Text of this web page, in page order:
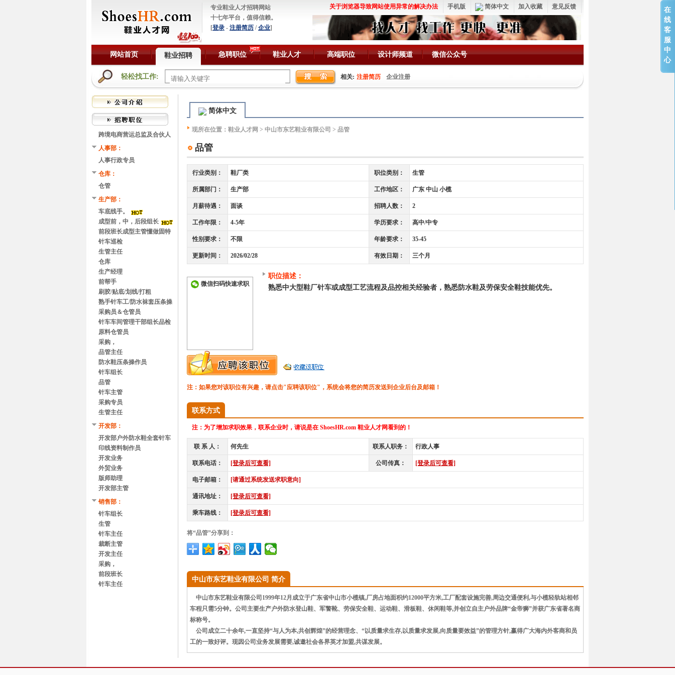
专业鞋业人才招聘网站
十七年平台，值得信赖。
[登录 - 注册简历 /企业]
意见反馈
加入收藏
简体中文
手机版
关于浏览器导致网站使用异常的解决办法
网站首页 鞋业招聘 急聘职位 鞋业人才 高端职位 设计师频道 微信公众号
轻松找工作: 相关: 注册简历 企业注册
简体中文
现所在位置： 鞋业人才网 > 中山市东艺鞋业有限公司 > 品管
品管
行业类别： 鞋厂类 职位类别： 生管
所属部门： 生产部 工作地区： 广东 中山 小榄
月薪待遇： 面谈 招聘人数： 2
工作年限： 4-5年 学历要求： 高中/中专
性别要求： 不限 年龄要求： 35-45
更新时间： 2026/02/28 有效日期： 三个月
微信扫码快速求职
职位描述：
熟悉中大型鞋厂针车或成型工艺流程及品控相关经验者，熟悉防水鞋及劳保安全鞋技能优先。
注：如果您对该职位有兴趣，请点击"应聘该职位"，系统会将您的简历发送到企业后台及邮箱！
联系方式
注： 为了增加求职效果，联系企业时，请说是在 ShoesHR.com 鞋业人才网看到的！
联 系 人： 何先生 联系人职务： 行政人事
联系电话： [登录后可查看] 公司传真： [登录后可查看]
电子邮箱： [请通过系统发送求职意向]
通讯地址： [登录后可查看]
乘车路线： [登录后可查看]
将“品管”分享到：
中山市东艺鞋业有限公司 简介
中山市东艺鞋业有限公司1999年12月成立于广东省中山市小榄镇,厂房占地面积约12000平方米,工厂配套设施完善,周边交通便利,与小榄轻轨站相邻
车程只需5分钟。公司主要生产户外防水登山鞋、军警靴、劳保安全鞋、运动鞋、滑板鞋、休闲鞋等,并创立自主户外品牌“金帝狮”并获广东省著名商
标称号。
公司成立二十余年,一直坚持“与人为本,共创辉煌”的经营理念、“以质量求生存,以质量求发展,向质量要效益”的管理方针,赢得广大海内外客商和员
工的一致好评。现因公司业务发展需要,诚邀社会各界英才加盟,共谋发展。
跨境电商营运总监及合伙人
人事部：
人事行政专员
仓库：
仓管
生产部：
车底线手。
成型前，中，后段组长
前段班长成型主管懂做固特
异
针车巡检
生管主任
仓库
生产经理
前帮手
刷胶/贴底/划线/打粗
熟手针车工/防水袜套压条操
作员
采购员＆仓管员
针车车间管理干部组长品检
原料仓管员
采购，
品管主任
防水鞋压条操作员
针车组长
品管
针车主管
采购专员
生管主任
开发部：
开发部户外防水鞋全套针车
手
印线资料制作员
开发业务
外贸业务
版师助理
开发部主管
销售部：
针车组长
生管
针车主任
裁断主管
开发主任
采购，
前段班长
针车主任
在
线
客
服
中
心